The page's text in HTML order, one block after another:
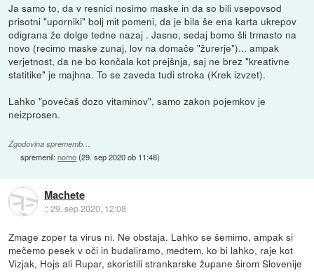
Ja samo to, da v resnici nosimo maske in da so bili vsepovsod
prisotni "uporniki" bolj mit pomeni, da je bila še ena karta ukrepov
odigrana že dolge tedne nazaj . Jasno, sedaj bomo šli trmasto na
novo (recimo maske zunaj, lov na domače "žurerje")... ampak
verjetnost, da ne bo končala kot prejšnja, saj ne brez "kreativne
statitike" je majhna. To se zaveda tudi stroka (Krek izvzet).
Lahko "povečaš dozo vitaminov", samo zakon pojemkov je
neizprosen.
Zgodovina sprememb…
spremenil:nomo(29. sep 2020 ob 11:48)
Machete
::29. sep 2020, 12:08
Zmage zoper ta virus ni. Ne obstaja. Lahko se šemimo, ampak si
mečemo pesek v oči in budaliramo, medtem, ko bi lahko, raje kot
Vizjak, Hojs ali Rupar, skoristili strankarske župane širom Slovenije